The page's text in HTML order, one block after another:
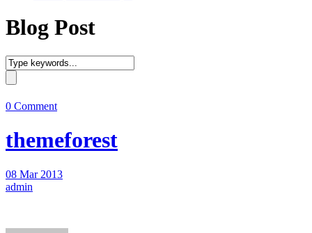
Blog Post
0 Comment
themeforest
08 Mar 2013
admin